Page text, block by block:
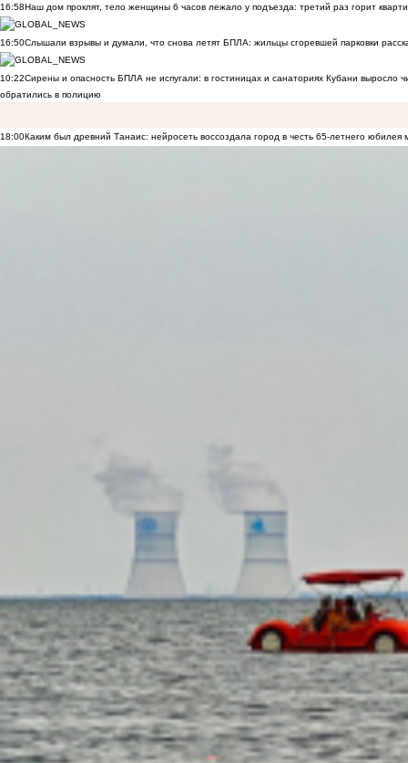
16:58Наш дом проклят, тело женщины 6 часов лежало у подъезда: третий раз горит
16:50Слышали взрывы и думали, что снова летят БПЛА: жильцы сгоревшей парковки
10:22Сирены и опасность БПЛА не испугали: в гостиницах и санаториях Кубани выросло
обратились в полицию
18:00Каким был древний Танаис: нейросеть воссоздала город в честь 65-летнего юбилея